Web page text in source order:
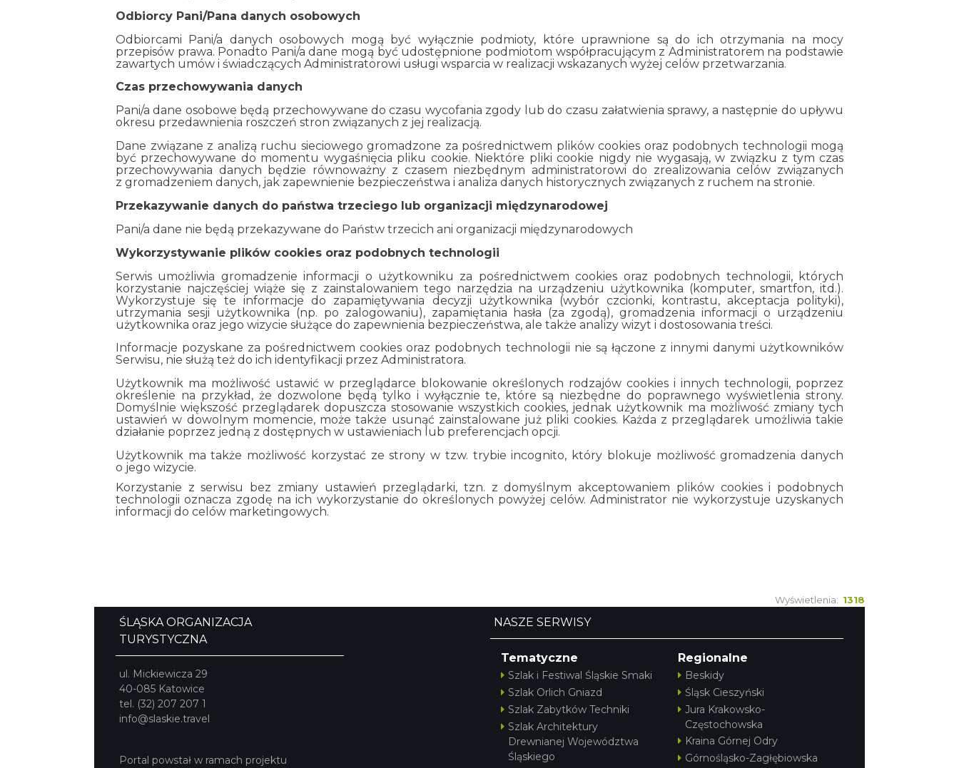
Odbiorcy Pani/Pana danych osobowych
Odbiorcami Pani/a danych osobowych mogą być wyłącznie podmioty, które uprawnione są do ich otrzymania na mocy
przepisów prawa. Ponadto Pani/a dane mogą być udostępnione podmiotom współpracującym z Administratorem na podstawie
zawartych umów i świadczących Administratorowi usługi wsparcia w realizacji wskazanych wyżej celów przetwarzania.
Czas przechowywania danych
Pani/a dane osobowe będą przechowywane do czasu wycofania zgody lub do czasu załatwienia sprawy, a następnie do upływu
okresu przedawnienia roszczeń stron związanych z jej realizacją.
Dane związane z analizą ruchu sieciowego gromadzone za pośrednictwem plików cookies oraz podobnych technologii mogą
być przechowywane do momentu wygaśnięcia pliku cookie. Niektóre pliki cookie nigdy nie wygasają, w związku z tym czas
przechowywania danych będzie równoważny z czasem niezbędnym administratorowi do zrealizowania celów związanych
z gromadzeniem danych, jak zapewnienie bezpieczeństwa i analiza danych historycznych związanych z ruchem na stronie.
Przekazywanie danych do państwa trzeciego lub organizacji międzynarodowej
Pani/a dane nie będą przekazywane do Państw trzecich ani organizacji międzynarodowych
Wykorzystywanie plików cookies oraz podobnych technologii
Serwis umożliwia gromadzenie informacji o użytkowniku za pośrednictwem cookies oraz podobnych technologii, których
korzystanie najczęściej wiąże się z zainstalowaniem tego narzędzia na urządzeniu użytkownika (komputer, smartfon, itd.).
Wykorzystuje się te informacje do zapamiętywania decyzji użytkownika (wybór czcionki, kontrastu, akceptacja polityki),
utrzymania sesji użytkownika (np. po zalogowaniu), zapamiętania hasła (za zgodą), gromadzenia informacji o urządzeniu
użytkownika oraz jego wizycie służące do zapewnienia bezpieczeństwa, ale także analizy wizyt i dostosowania treści.
Informacje pozyskane za pośrednictwem cookies oraz podobnych technologii nie są łączone z innymi danymi użytkowników
Serwisu, nie służą też do ich identyfikacji przez Administratora.
Użytkownik ma możliwość ustawić w przeglądarce blokowanie określonych rodzajów cookies i innych technologii, poprzez
określenie na przykład, że dozwolone będą tylko i wyłącznie te, które są niezbędne do poprawnego wyświetlenia strony.
Domyślnie większość przeglądarek dopuszcza stosowanie wszystkich cookies, jednak użytkownik ma możliwość zmiany tych
ustawień w dowolnym momencie, może także usunąć zainstalowane już pliki cookies. Każda z przeglądarek umożliwia takie
działanie poprzez jedną z dostępnych w ustawieniach lub preferencjach opcji.
Użytkownik ma także możliwość korzystać ze strony w tzw. trybie incognito, który blokuje możliwość gromadzenia danych
o jego wizycie.
Korzystanie z serwisu bez zmiany ustawień przeglądarki, tzn. z domyślnym akceptowaniem plików cookies i podobnych
technologii oznacza zgodę na ich wykorzystanie do określonych powyżej celów. Administrator nie wykorzystuje uzyskanych
informacji do celów marketingowych.
Wyświetlenia: 1318
ŚLĄSKA ORGANIZACJA
TURYSTYCZNA
ul. Mickiewicza 29
40-085 Katowice
tel. (32) 207 207 1
info@slaskie.travel
Portal powstał w ramach projektu
NASZE SERWISY
Tematyczne
Szlak i Festiwal Śląskie Smaki
Szlak Orlich Gniazd
Szlak Zabytków Techniki
Szlak Architektury
Drewnianej Województwa
Śląskiego
Regionalne
Beskidy
Śląsk Cieszyński
Jura Krakowsko-
Częstochowska
Kraina Górnej Odry
Górnośląsko-Zagłębiowska